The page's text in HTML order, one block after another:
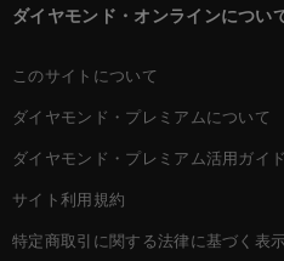
ダイヤモンド・オンラインについ
このサイトについて
ダイヤモンド・プレミアムについて
ダイヤモンド・プレミアム活用ガイド
サイト利用規約
特定商取引に関する法律に基づく表